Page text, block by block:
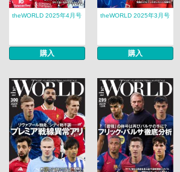
theWORLD 2025年4月号
購入
theWORLD 2025年3月号
購入